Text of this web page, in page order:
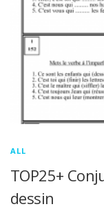
ALL
TOP25+
dessin